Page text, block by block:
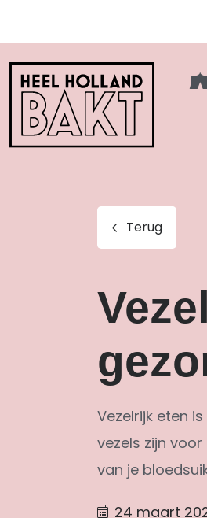
Heel
Holland
Bakt
Terug
Vezelrijk eten
vezels zijn
van je
24 maart